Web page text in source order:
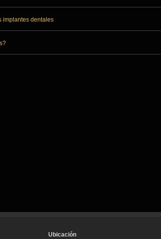
implantes dentales
Ubicación